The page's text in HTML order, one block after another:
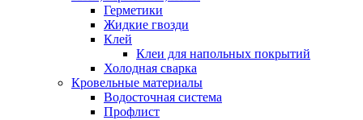
Герметики
Жидкие гвозди
Клей
Клеи для напольных покрытий
Холодная сварка
Кровельные материалы
Водосточная система
Профлист